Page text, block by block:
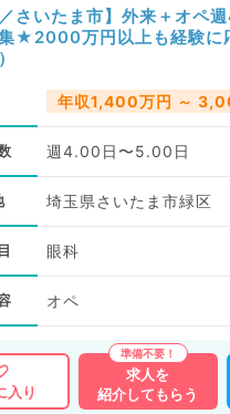
／さいたま市】外来＋オペ
★2000万円以上も経験に
年収1,400万円 ～
週4.00日〜5.00日
埼玉県さいたま市緑区
眼科
オペ
入り
求人を
紹介してもらう